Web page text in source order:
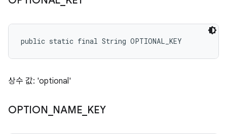
public static final String OPTIONAL_KEY
상수 값: 'optional'
OPTION NAME KEY